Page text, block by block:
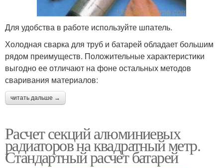
Для удобства в работе используйте шпатель.
Холодная сварка для труб и батарей обладает большим
рядом преимуществ. Положительные характеристики
выгодно ее отличают на фоне остальных методов
сваривания материалов:
читать дальше →
Расчет секций алюминиевых
радиаторов на квадратный метр.
Стандартный расчет батарей